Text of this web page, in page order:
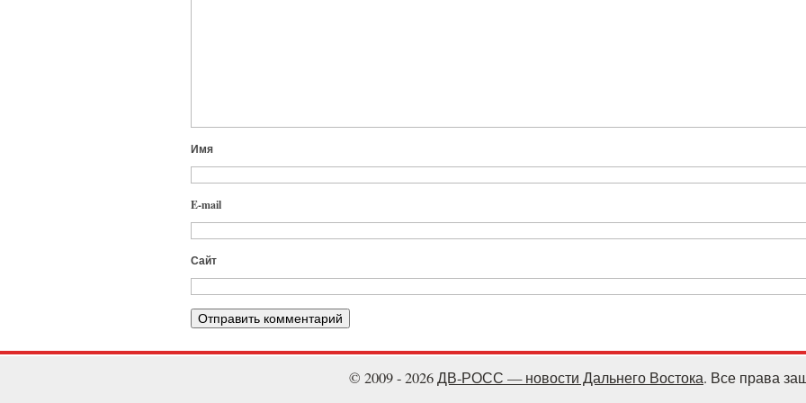
Имя
E-mail
Сайт
© 2009 - 2026ДВ-РОСС — новости Дальнего Востока. Все права